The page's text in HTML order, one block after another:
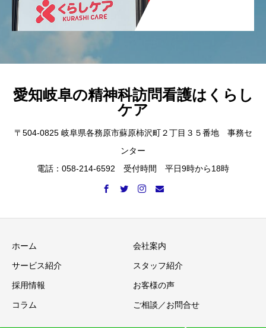
愛知岐阜の精神科訪問看護はくらし
ケア
〒504-0825 岐阜県各務原市蘇原柿沢町２丁目３５番地 事務セ
ンター
電話：058-214-6592 受付時間 平日9時から18時
ホーム 会社案内
サービス紹介 スタッフ紹介
採用情報 お客様の声
コラム ご相談／お問合せ